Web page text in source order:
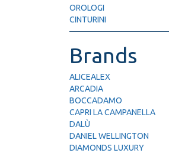
OROLOGI
CINTURINI
Brands
ALICEALEX
ARCADIA
BOCCADAMO
CAPRI LA CAMPANELLA
DALÙ
DANIEL WELLINGTON
DIAMONDS LUXURY